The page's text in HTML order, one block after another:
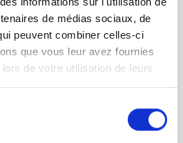
de médias sociaux, de
peuvent combiner celles-ci
que vous leur avez fournies
de votre utilisation de leurs
into post a comment.